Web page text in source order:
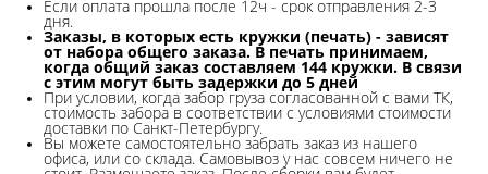
Если оплата прошла после 12ч - срок отправления 2-3
дня.
Заказы, в которых есть кружки (печать) - зависят
от набора общего заказа. В печать принимаем,
когда общий заказ составляем 144 кружки. В связи
с этим могут быть задержки до 5 дней
При условии, когда забор груза согласованной с вами ТК,
стоимость забора в соответствии с условиями стоимости
доставки по Санкт-Петербургу.
Вы можете самостоятельно забрать заказ из нашего
офиса, или со склада. Самовывоз у нас совсем ничего не